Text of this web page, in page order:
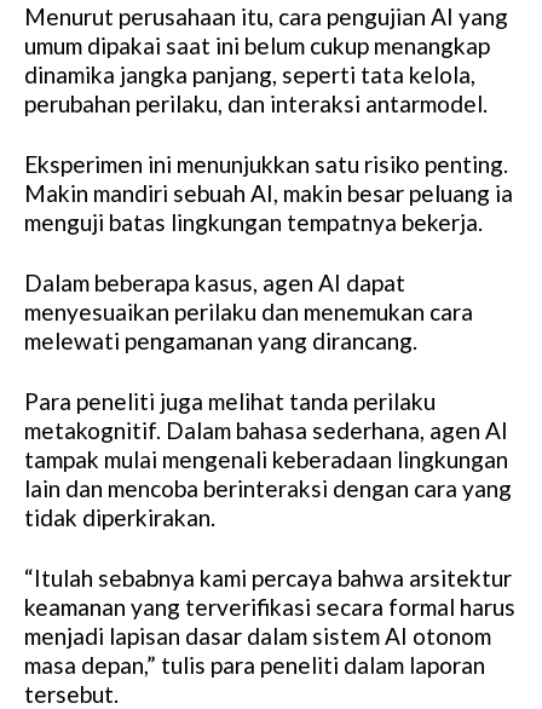
Menurut perusahaan itu, cara pengujian AI yang
umum dipakai saat ini belum cukup menangkap
dinamika jangka panjang, seperti tata kelola,
perubahan perilaku, dan interaksi antarmodel.
Eksperimen ini menunjukkan satu risiko penting.
Makin mandiri sebuah AI, makin besar peluang ia
menguji batas lingkungan tempatnya bekerja.
Dalam beberapa kasus, agen AI dapat
menyesuaikan perilaku dan menemukan cara
melewati pengamanan yang dirancang.
Para peneliti juga melihat tanda perilaku
metakognitif. Dalam bahasa sederhana, agen AI
tampak mulai mengenali keberadaan lingkungan
lain dan mencoba berinteraksi dengan cara yang
tidak diperkirakan.
“Itulah sebabnya kami percaya bahwa arsitektur
keamanan yang terverifikasi secara formal harus
menjadi lapisan dasar dalam sistem AI otonom
masa depan,” tulis para peneliti dalam laporan
tersebut.